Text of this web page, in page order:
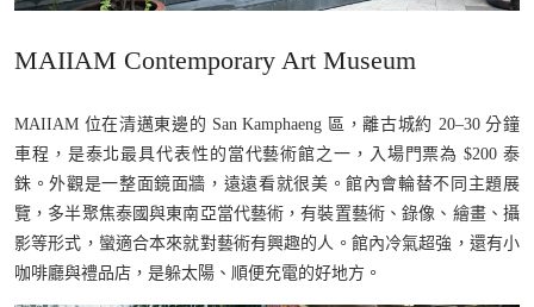
MAIIAM Contemporary Art Museum
MAIIAM 位在清邁東邊的 San Kamphaeng 區，離古城約 20–30 分鐘
車程，是泰北最具代表性的當代藝術館之一，入場門票為 $200 泰
銖。外觀是一整面鏡面牆，遠遠看就很美。館內會輪替不同主題展
覽，多半聚焦泰國與東南亞當代藝術，有裝置藝術、錄像、繪畫、攝
影等形式，蠻適合本來就對藝術有興趣的人。館內冷氣超強，還有小
咖啡廳與禮品店，是躲太陽、順便充電的好地方。